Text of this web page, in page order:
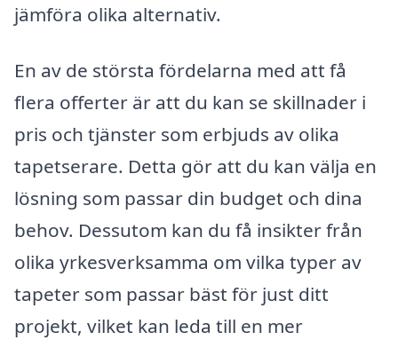
jämföra olika alternativ.
En av de största fördelarna med att få
flera offerter är att du kan se skillnader i
pris och tjänster som erbjuds av olika
tapetserare. Detta gör att du kan välja en
lösning som passar din budget och dina
behov. Dessutom kan du få insikter från
olika yrkesverksamma om vilka typer av
tapeter som passar bäst för just ditt
projekt, vilket kan leda till en mer